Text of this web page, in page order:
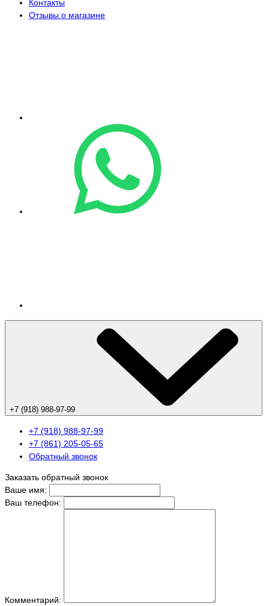
Контакты
Отзывы о магазине
+7 (918) 988-97-99
+7 (918) 988-97-99
+7 (861) 205-05-65
Обратный звонок
Заказать обратный звонок
Ваше имя:
Ваш телефон:
Комментарий: